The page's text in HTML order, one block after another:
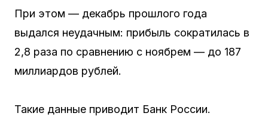
При этом — декабрь прошлого года
выдался неудачным: прибыль сократилась в
2,8 раза по сравнению с ноябрем — до 187
миллиардов рублей.
Такие данные приводит Банк России.